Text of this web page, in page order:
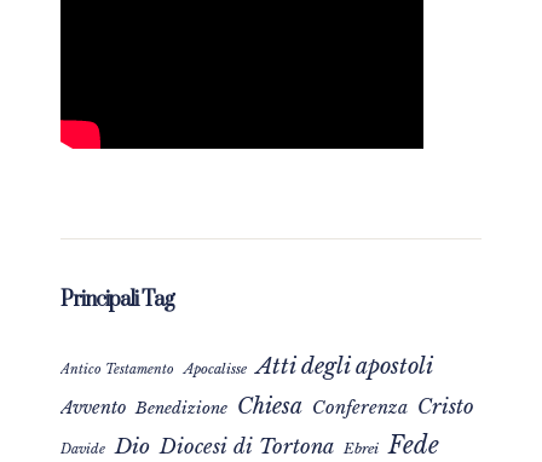
Principali Tag
Antico Testamento Apocalisse Atti degli apostoli
Avvento Benedizione Chiesa Conferenza Cristo
Davide Dio Diocesi di Tortona Ebrei Fede